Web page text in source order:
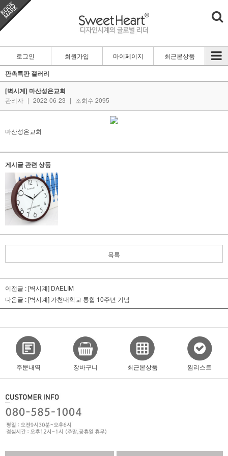
로그인 회원가입 마이페이지 최근본상품
판촉특판 갤러리
[벽시계] 마산성은교회
관리자 | 2022-06-23 | 조회수 2095
마산성은교회
게시글 관련 상품
목록
이전글 :[벽시계] DAELIM
다음글 :[벽시계] 가천대학교 통합 10주년 기념
주문내역 장바구니 최근본상품 찜리스트